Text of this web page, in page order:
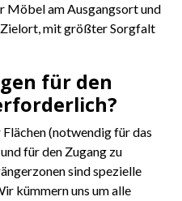
Möbel am Ausgangsort und
Zielort, mit größter Sorgfalt
für den
(notwendig für das
für den Zugang zu
sind spezielle
kümmern uns um alle